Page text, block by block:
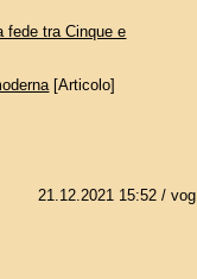
fede tra Cinque e
[Articolo]
21.12.2021 15:52/ vog